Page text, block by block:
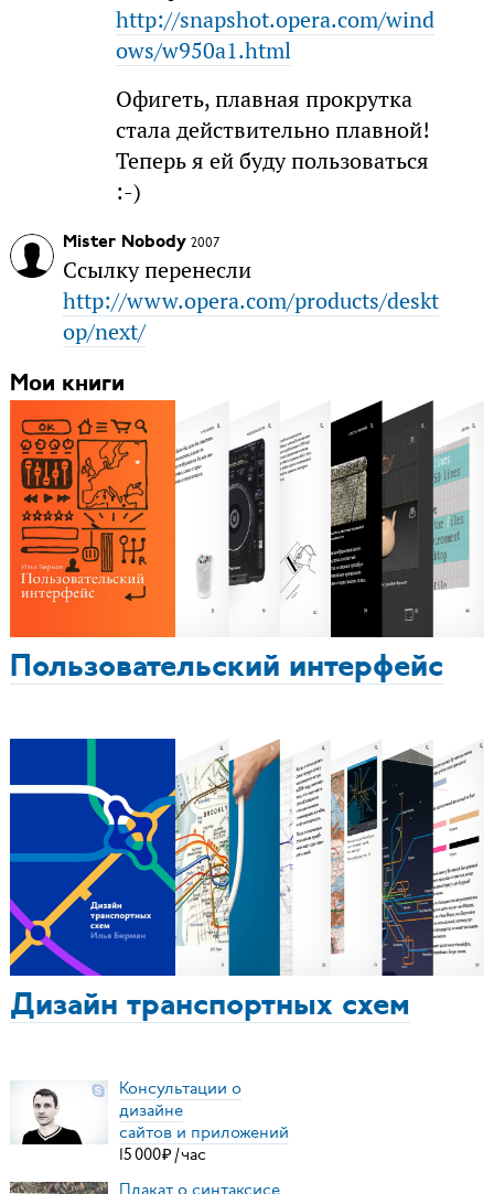
http://snapshot.opera.com/wind
ows/w950a1.html
Офигеть, плавная прокрутка
стала действительно плавной!
Теперь я ей буду пользоваться
:-)
Mister Nobody 2007
Ссылку перенесли
http://www.opera.com/products/deskt
op/next/
Мои книги
Пользовательский интерфейс
Дизайн транспортных схем
Консультации о
дизайне
сайтов и приложений
15000₽ /час
Плакат о синтаксисе